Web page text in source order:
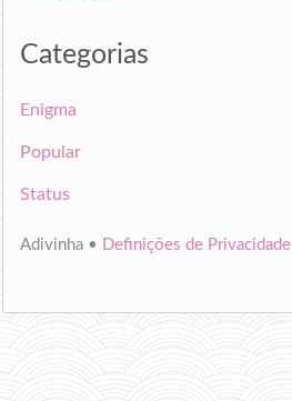
Categorias
Enigma
Popular
Status
Adivinha • Definições de Privacidade